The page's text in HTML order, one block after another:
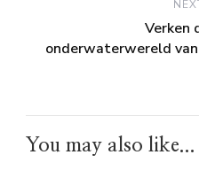
Verken
onderwaterwereld
You may also like...